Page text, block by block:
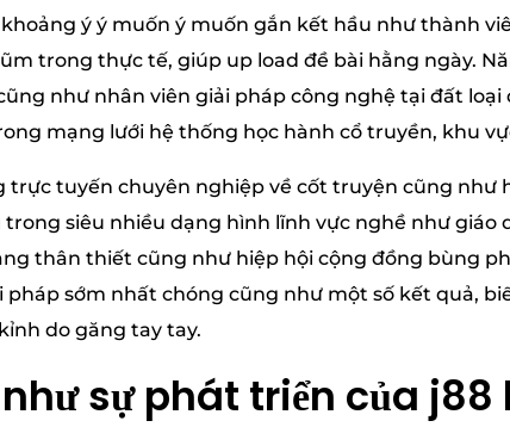
ý ý muốn ý muốn gắn kết hầu như thành
trong thực tế, giúp up load đề bài hằng ngày.
như nhân viên giải pháp công nghệ tại đất loại
mạng lưới hệ thống học hành cổ truyền, khu
trực tuyến chuyên nghiệp về cốt truyện cũng như
trong siêu nhiều dạng hình lĩnh vực nghề như giáo
thân thiết cũng như hiệp hội cộng đồng bùng
sớm nhất chóng cũng như một số kết quả,
do găng tay tay.
sự phát triển của j88